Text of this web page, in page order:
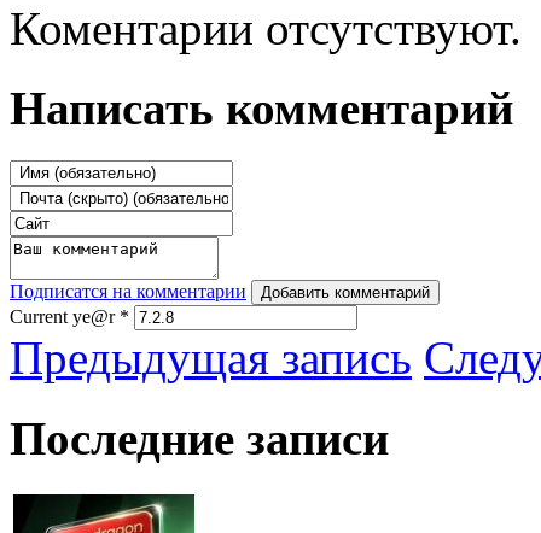
Коментарии отсутствуют.
Написать комментарий
Подписатся на комментарии Добавить комментарий
Current ye@r *
Предыдущая запись
Последние записи